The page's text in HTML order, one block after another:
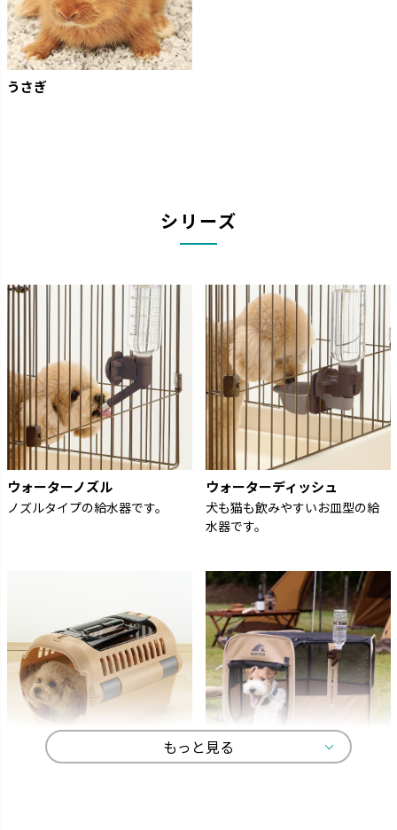
うさぎ
シリーズ
ウォーターノズル
ノズルタイプの給水器です。
ウォーターディッシュ
犬も猫も飲みやすいお皿型の給
水器です。
もっと見る